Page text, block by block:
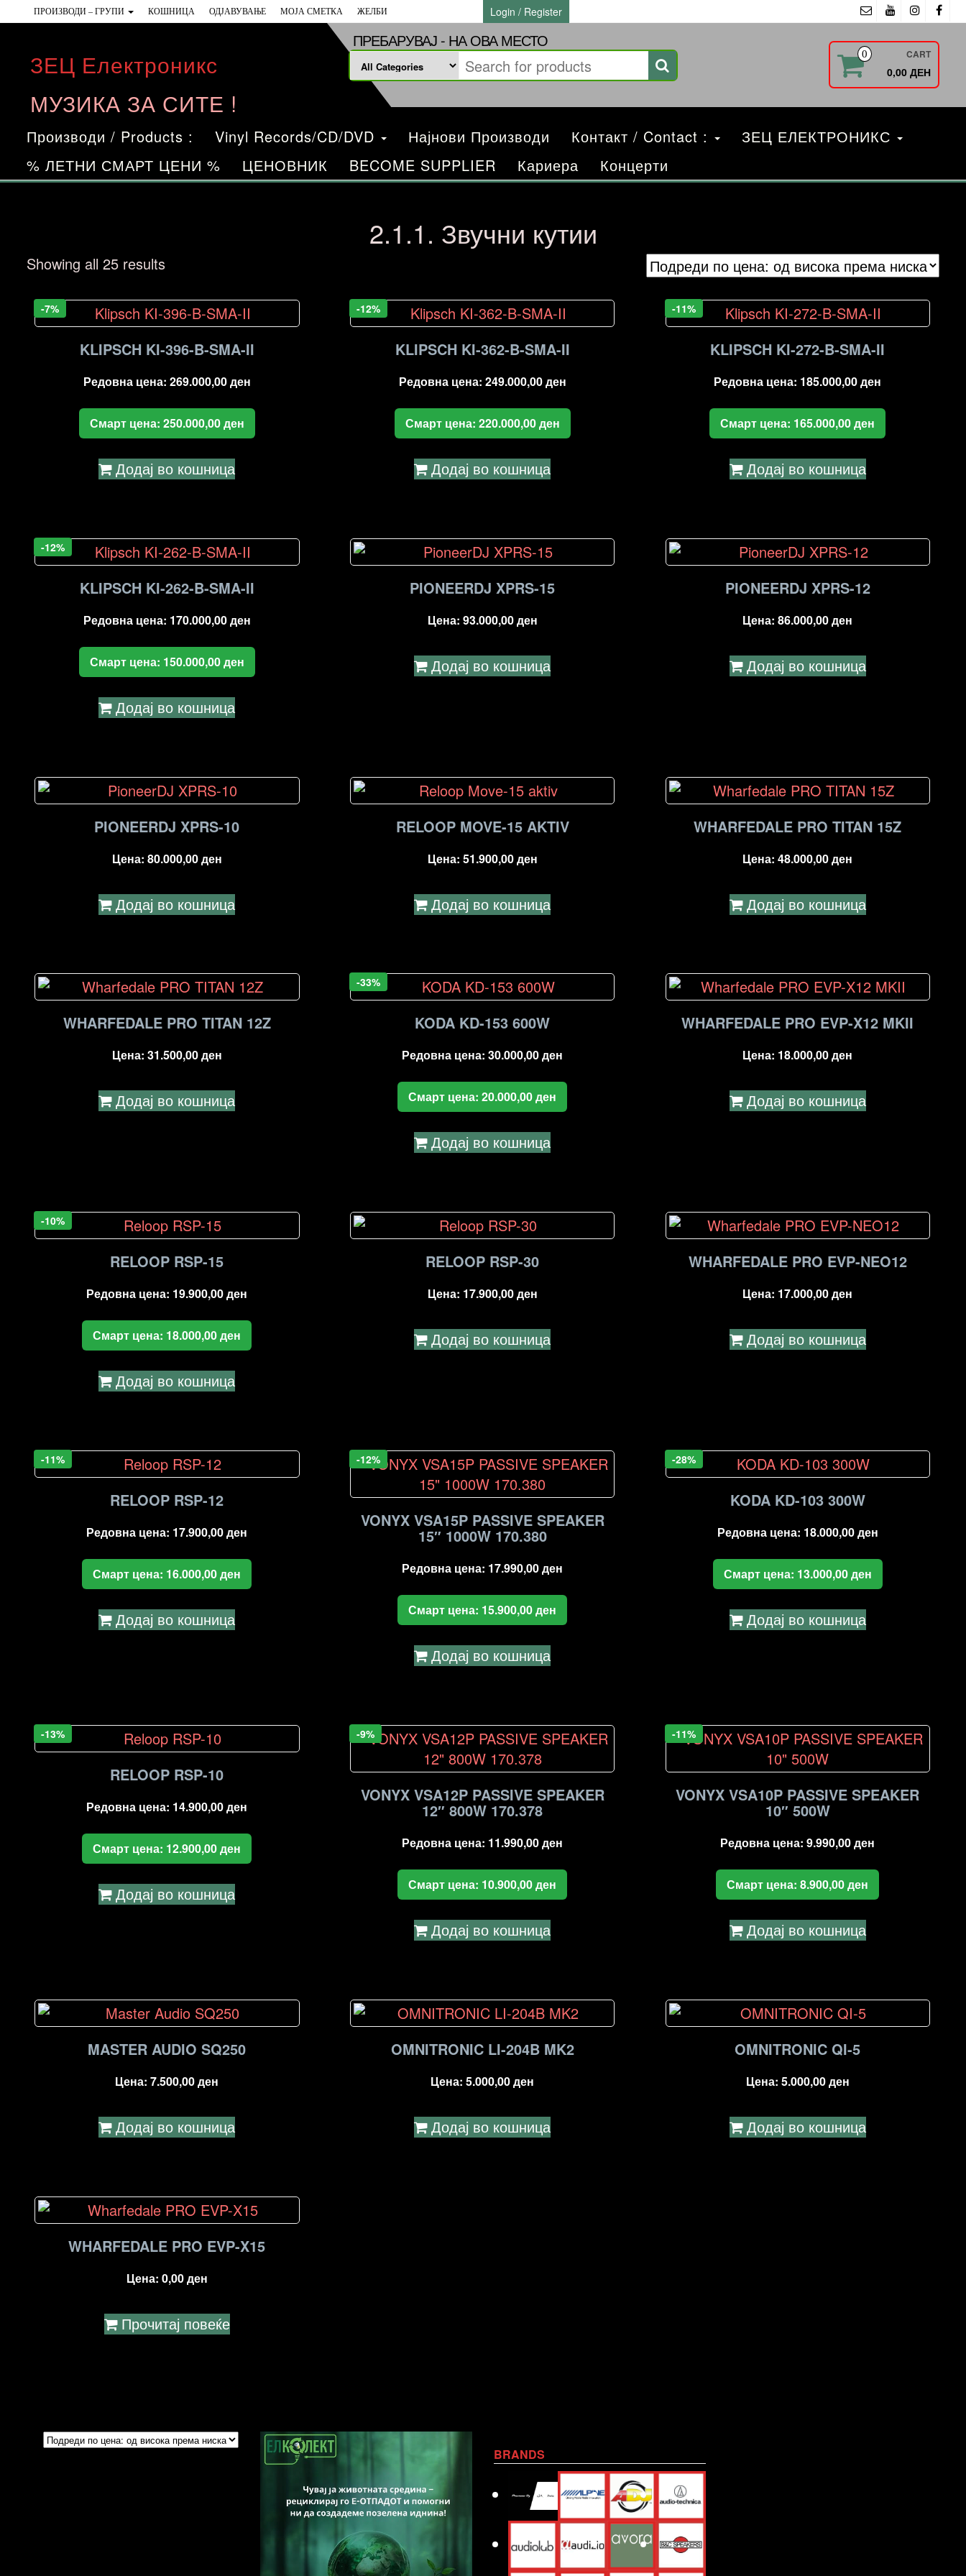
to
content
ПРОИЗВОДИ – ГРУПИ КОШНИЦА ОДЈАВУВАЊЕ МОЈА СМЕТКА ЖЕЛБИ Login / Register
ЗЕЦ Електроникс
МУЗИКА ЗА СИТЕ !
ПРЕБАРУВАЈ - НА ОВА МЕСТО
0 CART
0,00 ДЕН
Производи / Products : Vinyl Records/CD/DVD Најнови Производи Контакт / Contact :
ЗЕЦ ЕЛЕКТРОНИКС
% ЛЕТНИ СМАРТ ЦЕНИ %
ЦЕНОВНИК BECOME SUPPLIER Кариера Концерти
2.1.1. Звучни кутии
Showing all 25 resultsSorted
price:
high
to
-7%
KLIPSCH KI-396-B-SMA-II
Редовна цена: 269.000,00ден
Смарт цена: 250.000,00ден
Додај во кошница
-12%
KLIPSCH KI-362-B-SMA-II
Редовна цена: 249.000,00ден
Смарт цена: 220.000,00ден
Додај во кошница
-11%
KLIPSCH KI-272-B-SMA-II
Редовна цена: 185.000,00ден
Смарт цена: 165.000,00ден
Додај во кошница
-12%
KLIPSCH KI-262-B-SMA-II
Редовна цена: 170.000,00ден
Смарт цена: 150.000,00ден
Додај во кошница
PIONEERDJ XPRS-15
Цена: 93.000,00ден
Додај во кошница
PIONEERDJ XPRS-12
Цена:86.000,00ден
Додај во кошница
PIONEERDJ XPRS-10
Цена: 80.000,00ден
Додај во кошница
RELOOP MOVE-15 AKTIV
Цена: 51.900,00ден
Додај во кошница
WHARFEDALE PRO TITAN 15Z
Цена:48.000,00ден
Додај во кошница
WHARFEDALE PRO TITAN 12Z
Цена: 31.500,00ден
Додај во кошница
-33%
KODA KD-153 600W
Редовна цена:30.000,00ден
Смарт цена:20.000,00ден
Додај во кошница
WHARFEDALE PRO EVP-X12 MKII
Цена: 18.000,00ден
Додај во кошница
-10%
RELOOP RSP-15
Редовна цена: 19.900,00ден
Смарт цена: 18.000,00ден
Додај во кошница
RELOOP RSP-30
Цена: 17.900,00ден
Додај во кошница
WHARFEDALE PRO EVP-NEO12
Цена: 17.000,00ден
Додај во кошница
-11%
RELOOP RSP-12
Редовна цена: 17.900,00ден
Смарт цена: 16.000,00ден
Додај во кошница
-12%
VONYX VSA15P PASSIVE SPEAKER
15″ 1000W 170.380
Редовна цена: 17.990,00ден
Смарт цена: 15.900,00ден
Додај во кошница
-28%
KODA KD-103 300W
Редовна цена: 18.000,00ден
Смарт цена: 13.000,00ден
Додај во кошница
-13%
RELOOP RSP-10
Редовна цена: 14.900,00ден
Смарт цена: 12.900,00ден
Додај во кошница
-9%
VONYX VSA12P PASSIVE SPEAKER
12″ 800W 170.378
Редовна цена: 11.990,00ден
Смарт цена: 10.900,00ден
Додај во кошница
-11%
VONYX VSA10P PASSIVE SPEAKER
10″ 500W
Редовна цена:9.990,00ден
Смарт цена:8.900,00ден
Додај во кошница
MASTER AUDIO SQ250
Цена:7.500,00ден
Додај во кошница
OMNITRONIC LI-204B MK2
Цена:5.000,00ден
Додај во кошница
OMNITRONIC QI-5
Цена: 5.000,00ден
Додај во кошница
WHARFEDALE PRO EVP-X15
Цена: 0,00ден
Прочитај повеќе
BRANDS